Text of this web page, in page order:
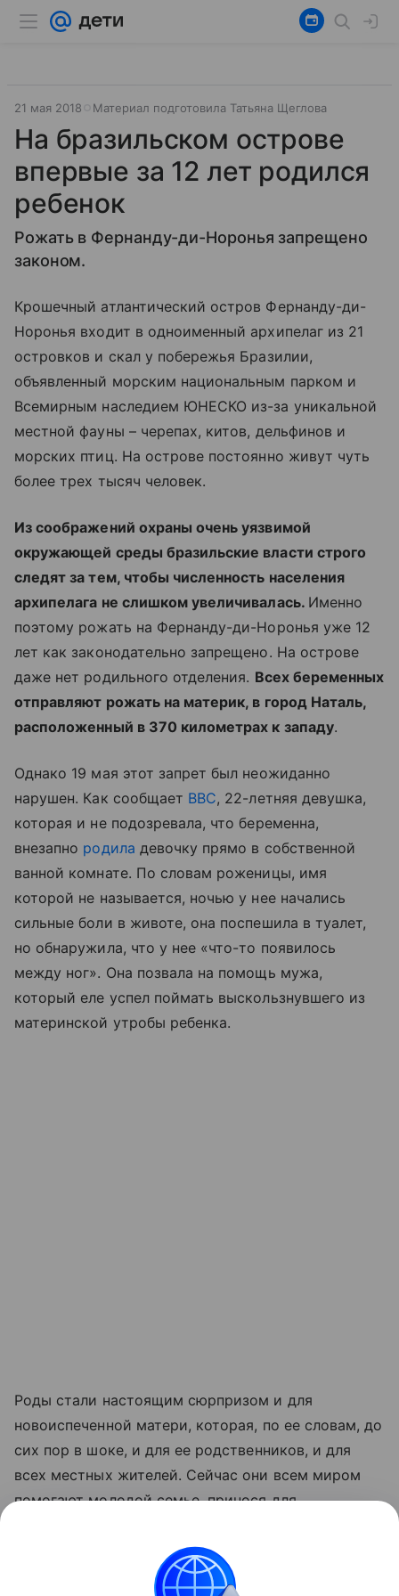
21 мая 2018 Материал подготовила Татьяна Щеглова
На бразильском острове
впервые за 12 лет родился
ребенок
Рожать в Фернанду-ди-Норонья запрещено
законом.
Крошечный атлантический остров Фернанду-ди-
Норонья входит в одноименный архипелаг из 21
островков и скал у побережья Бразилии,
объявленный морским национальным парком и
Всемирным наследием ЮНЕСКО из-за уникальной
местной фауны – черепах, китов, дельфинов и
морских птиц. На острове постоянно живут чуть
более трех тысяч человек.
Из соображений охраны очень уязвимой
окружающей среды бразильские власти строго
следят за тем, чтобы численность населения
архипелага не слишком увеличивалась. Именно
поэтому рожать на Фернанду-ди-Норонья уже 12
лет как законодательно запрещено. На острове
даже нет родильного отделения. Всех беременных
отправляют рожать на материк, в город Наталь,
расположенный в 370 километрах к западу.
Однако 19 мая этот запрет был неожиданно
нарушен. Как сообщает BBC, 22-летняя девушка,
которая и не подозревала, что беременна,
внезапно родила девочку прямо в собственной
ванной комнате. По словам роженицы, имя
которой не называется, ночью у нее начались
сильные боли в животе, она поспешила в туалет,
но обнаружила, что у нее «что-то появилось
между ног». Она позвала на помощь мужа,
который еле успел поймать выскользнувшего из
материнской утробы ребенка.
Роды стали настоящим сюрпризом и для
новоиспеченной матери, которая, по ее словам, до
сих пор в шоке, и для ее родственников, и для
всех местных жителей. Сейчас они всем миром
помогают молодой семье, принося для
Роды без беременности: истории